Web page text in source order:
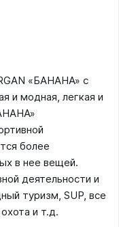
«БАНАНА» с
и модная, легкая и
более
в нее вещей.
деятельности и
туризм, SUP, все
и т.д.